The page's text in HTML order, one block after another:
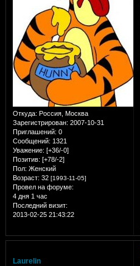
Откуда: Россия, Москва
Зарегистрирован: 2007-10-31
Приглашений: 0
Сообщений: 1321
Уважение: [+36/-0]
Позитив: [+78/-2]
Пол: Женский
Возраст: 32 [1993-11-05]
Провел на форуме:
4 дня 1 час
Последний визит:
2013-02-25 21:43:22
Laurelin